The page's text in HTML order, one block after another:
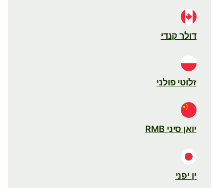
דולר קנדי
זלוטי פולני
יואן סיני RMB
ין יפני